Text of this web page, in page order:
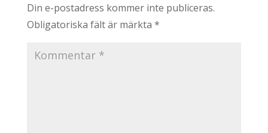
Din e-postadress kommer inte publiceras.
Obligatoriska fält är märkta *